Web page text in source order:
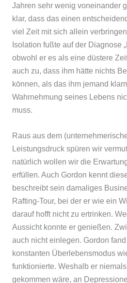
Jahren sehr wenig voneinander
klar, dass das einen
viel Zeit mit sich allein
Isolation fußte auf der Diagnose
obwohl er es als eine düstere
auch zu, dass ihm hätte nichts
können, als das ihm jemand
Wahrnehmung seines Lebens
muss.
Raus aus dem
Leistungsdruck spüren wir
natürlich wollen wir die
erfüllen. Auch Gordon kennt
beschreibt sein damaliges
Rafting-Tour, bei der er wie ein
darauf hofft nicht zu ertrinken.
Aussicht konnte er genießen.
auch nicht einlegen. Gordon
konstanten Überlebensmodus
funktionierte. Weshalb er
gekommen wäre, an